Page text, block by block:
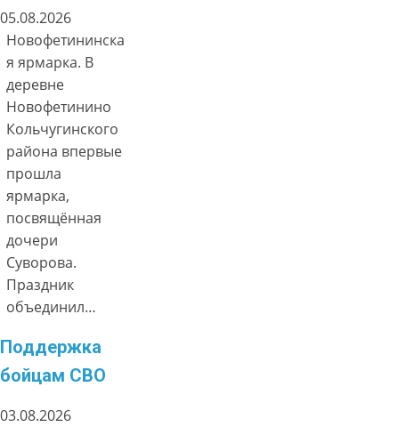
05.08.2026
Новофетининска
я ярмарка. В
деревне
Новофетинино
Кольчугинского
района впервые
прошла
ярмарка,
посвящённая
дочери
Суворова.
Праздник
объединил…
Поддержка
бойцам СВО
03.08.2026